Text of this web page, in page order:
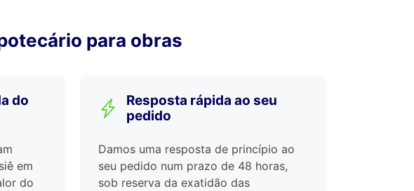
para obras
do
em
do
Resposta rápida ao seu
pedido
Damos uma resposta de princípio ao
seu pedido num prazo de 48 horas,
sob reserva da exatidão das